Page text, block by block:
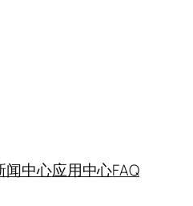
闻中心应用中心FAQ